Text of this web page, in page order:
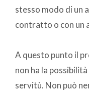
stesso modo di un
contratto o con
A questo punto il
non ha la
servitù. Non può